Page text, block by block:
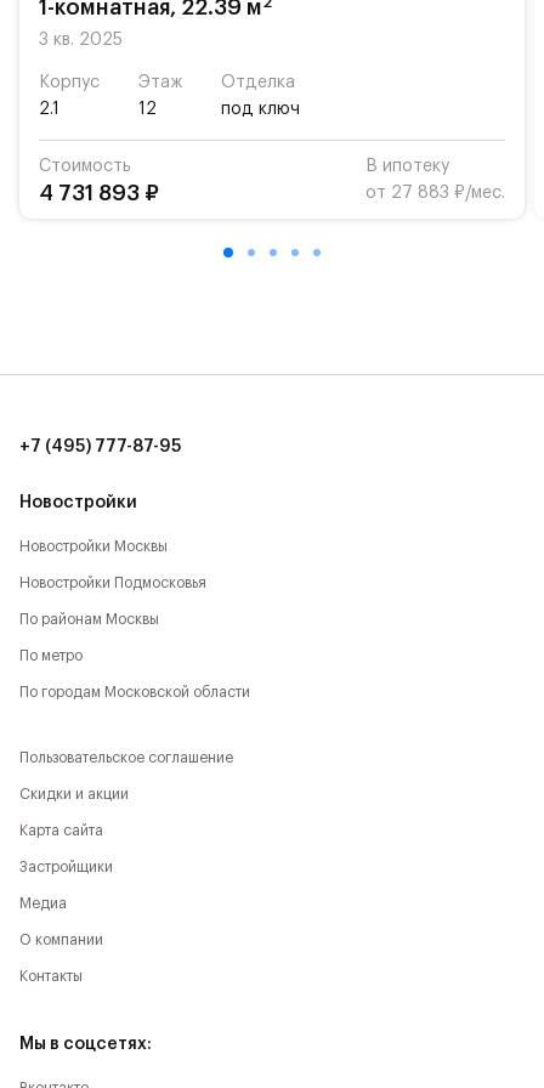
1-комнатная, 22.39 м
3 кв. 2025
Корпус
2.1
Этаж
12
Отделка
под ключ
Стоимость
4 731 893 ₽
В ипотеку
от 27 883 ₽/мес.
Новостройки
Новостройки Москвы
Новостройки Подмосковья
По районам Москвы
По метро
По городам Московской области
+7 (495) 777-87-95
Пользовательское соглашение
Скидки и акции
Карта сайта
Застройщики
Медиа
О компании
Контакты
Мы в соцсетях: